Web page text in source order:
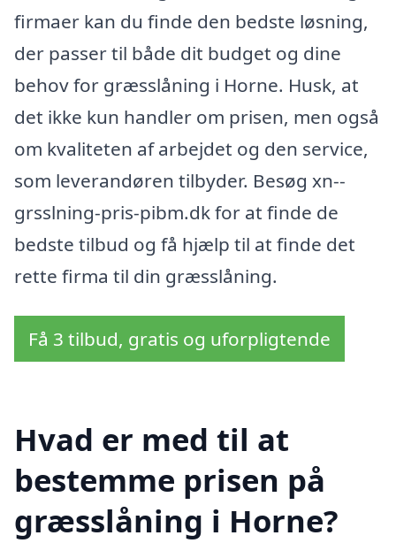
firmaer kan du finde den bedste løsning,
der passer til både dit budget og dine
behov for græsslåning i Horne. Husk, at
det ikke kun handler om prisen, men også
om kvaliteten af arbejdet og den service,
som leverandøren tilbyder. Besøg xn--
grsslning-pris-pibm.dk for at finde de
bedste tilbud og få hjælp til at finde det
rette firma til din græsslåning.
Få 3 tilbud, gratis og uforpligtende
Hvad er med til at
bestemme prisen på
græsslåning i Horne?